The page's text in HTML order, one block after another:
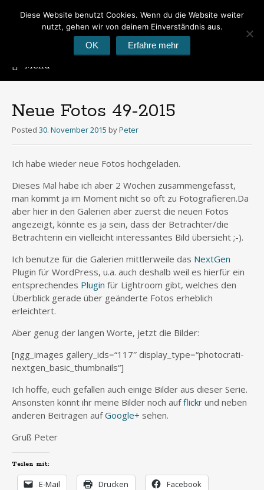
Peter's Photoblog
Hier geht es um Fotos
Menu
Neue Fotos 49-2015
Posted 30. November 2015 byPeter
Ich habe wieder neue Fotos hochgeladen.
Dieses Mal habe ich aber 2 Wochen zusammengefasst,
man kommt ja im Moment nicht so oft zu Fotografieren.Da
aber hier in den Galerien aber zuerst die neuen Fotos
angezeigt, könnte es ja sein, dass der Betrachter/die
Betrachterin ein vielleicht interessantes Bild übersieht ;-).
Ich benutze für die Galerien mittlerweile das NextGen
Plugin für WordPress, u.a. auch deshalb weil es hierfür ein
entsprechendes Plugin für Lightroom gibt, welches den
Überblick gerade über geänderte Fotos erheblich
erleichtert.
Aber genug der langen Worte, jetzt die Bilder:
[ngg_images gallery_ids=“117″ display_type=“photocrati-
nextgen_basic_thumbnails“]
Ich hoffe, euch gefallen auch einige Bilder aus dieser Serie.
Ansonsten könnt ihr meine Bilder noch aufflickr und neben
anderen Beiträgen aufGoogle+ sehen.
Gruß Peter
Teilen mit:
E-Mail Drucken Facebook
Diese Website benutzt Cookies. Wenn du die Website weiter
nutzt, gehen wir von deinem Einverständnis aus.
OK Erfahre mehr